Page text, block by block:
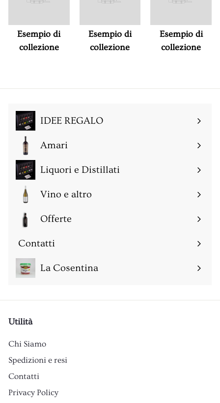
Esempio di
collezione
Esempio di
collezione
Esempio di
collezione
IDEE REGALO
Amari
Espandi
sottomenuLiquori e Distillati
Espandi
sottomenu
Vino e altro
Espandi
sottomenu
Offerte
Espandi
sottomenu
Contatti
Espandi
sottomenu
La Cosentina
Utilità
Chi Siamo
Spedizioni e resi
Contatti
Privacy Policy